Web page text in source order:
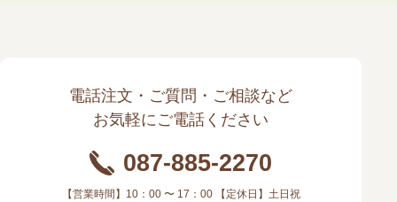
電話注文・ご質問・ご相談など
お気軽にご電話ください
087-885-2270
【営業時間】10：00 〜 17：00 【定休日】土日祝